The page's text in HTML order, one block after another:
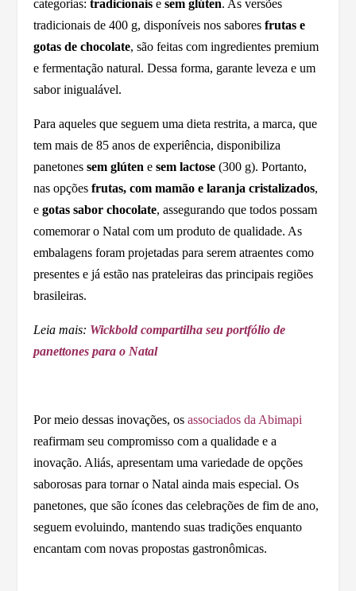
categorias:tradicionais esem glúten. As versões
tradicionais de 400 g, disponíveis nos sabores frutas e
gotas de chocolate, são feitas com ingredientes premium
e fermentação natural. Dessa forma, garante leveza e um
sabor inigualável.
Para aqueles que seguem uma dieta restrita, a marca, que
tem mais de 85 anos de experiência, disponibiliza
panetonessem glúten esem lactose (300 g). Portanto,
nas opções frutas, com mamão e laranja cristalizados,
egotas sabor chocolate, assegurando que todos possam
comemorar o Natal com um produto de qualidade. As
embalagens foram projetadas para serem atraentes como
presentes e já estão nas prateleiras das principais regiões
brasileiras.
Leia mais: Wickbold compartilha seu portfólio de
panettones para o Natal
Por meio dessas inovações, osassociados da Abimapi
reafirmam seu compromisso com a qualidade e a
inovação. Aliás, apresentam uma variedade de opções
saborosas para tornar o Natal ainda mais especial. Os
panetones, que são ícones das celebrações de fim de ano,
seguem evoluindo, mantendo suas tradições enquanto
encantam com novas propostas gastronômicas.